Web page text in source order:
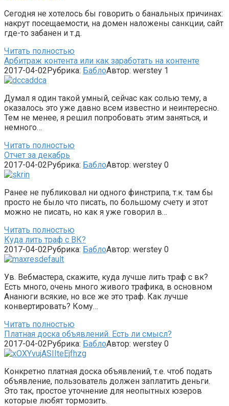
Сегодня не хотелось бы говорить о банальных причинах:
накрут посещаемости, на домен наложены санкции, сайт
где-то забанен и т.д.
Читать полностью
Арбитраж контента или как заработать на контенте
2017-04-02Рубрика: БаблоАвтор: werstey 1
Думал я один такой умный, сейчас как солью тему, а
оказалось это уже давно всем известно и неинтересно.
Тем не менее, я решил попробовать этим заняться, и
немного…
Читать полностью
Отчет за декабрь
2017-04-02Рубрика: БаблоАвтор: werstey 0
Ранее не публиковал ни одного финстрипа, т.к. там бы
просто не было что писать, по большому счету и этот
можно не писать, но как я уже говорил в…
Читать полностью
Куда лить траф с ВК?
2017-04-02Рубрика: БаблоАвтор: werstey 0
Ув. Вебмастера, скажите, куда лучше лить траф с вк?
Есть много, очень много живого трафика, в основном
Ананюги всякие, но все же это траф. Как лучше
конвертировать? Кому…
Читать полностью
Платная доска объявлений. Есть ли смысл?
2017-04-02Рубрика: БаблоАвтор: werstey 0
Конкретно платная доска объявлений, т.е. чтоб подать
объявление, пользователь должен заплатить деньги.
Это так, простое уточнение для неопытных юзеров
которые любят тормозить.